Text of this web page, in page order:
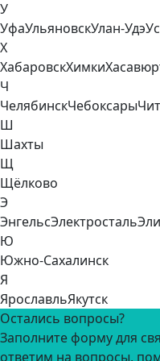
У
УфаУльяновскУлан-Удэ
Х
ХабаровскХимки
Ч
ЧелябинскЧебоксары
Ш
Шахты
Щ
Щёлково
Э
ЭнгельсЭлектросталь
Ю
Южно-Сахалинск
Я
ЯрославльЯкутск
Остались вопросы?
Заполните форму для
ответим на вопросы,